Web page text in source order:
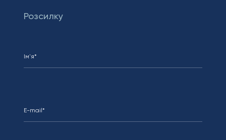
Розсилку